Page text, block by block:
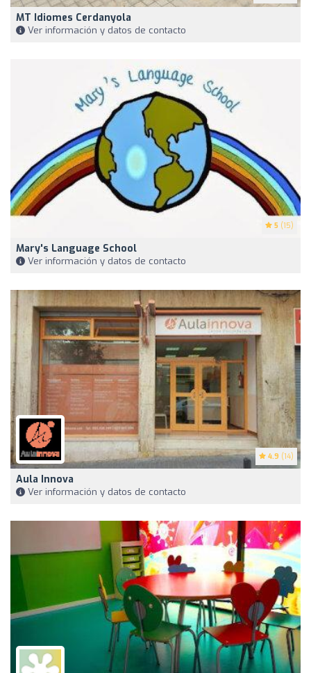
MT Idiomes Cerdanyola
Ver información y datos de contacto
5 (15)
Mary's Language School
Ver información y datos de contacto
4.9 (14)
Aula Innova
Ver información y datos de contacto